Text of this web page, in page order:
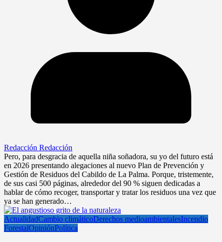
Redacción Redacción
Pero, para desgracia de aquella niña soñadora, su yo del futuro está
en 2026 presentando alegaciones al nuevo Plan de Prevención y
Gestión de Residuos del Cabildo de La Palma. Porque, tristemente,
de sus casi 500 páginas, alrededor del 90 % siguen dedicadas a
hablar de cómo recoger, transportar y tratar los residuos una vez que
ya se han generado…
ActualidadCambio climáticoDerechos medioambientalesIncendio
ForestalOpiniónPolítica